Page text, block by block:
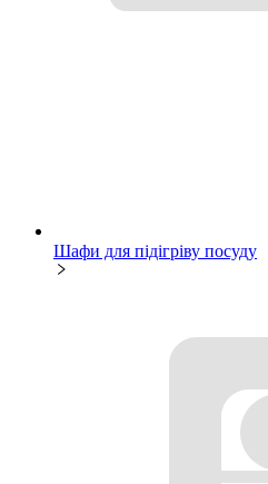
Шафи для підігріву посуду